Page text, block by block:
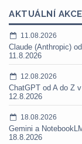
AKTUÁLNÍ AKCE
11.08.2026
Claude (Anthropic)
11.8.2026
12.08.2026
ChatGPT od A do Z
12.8.2026
18.08.2026
Gemini a
18.8.2026